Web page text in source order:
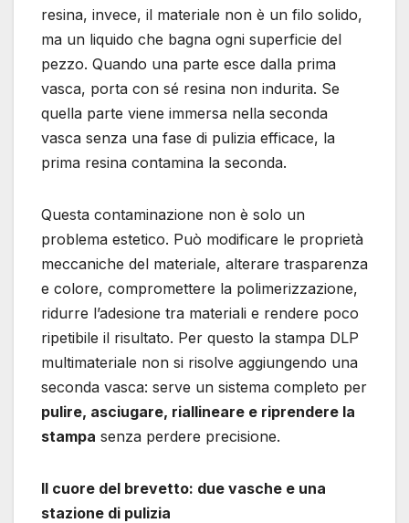
resina, invece, il materiale non è un filo solido,
ma un liquido che bagna ogni superficie del
pezzo. Quando una parte esce dalla prima
vasca, porta con sé resina non indurita. Se
quella parte viene immersa nella seconda
vasca senza una fase di pulizia efficace, la
prima resina contamina la seconda.
Questa contaminazione non è solo un
problema estetico. Può modificare le proprietà
meccaniche del materiale, alterare trasparenza
e colore, compromettere la polimerizzazione,
ridurre l’adesione tra materiali e rendere poco
ripetibile il risultato. Per questo la stampa DLP
multimateriale non si risolve aggiungendo una
seconda vasca: serve un sistema completo per
pulire, asciugare, riallineare e riprendere la
stampa senza perdere precisione.
Il cuore del brevetto: due vasche e una
stazione di pulizia